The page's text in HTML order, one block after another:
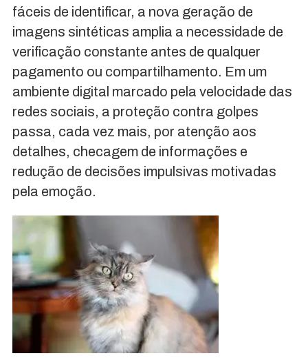
fáceis de identificar, a nova geração de
imagens sintéticas amplia a necessidade de
verificação constante antes de qualquer
pagamento ou compartilhamento. Em um
ambiente digital marcado pela velocidade das
redes sociais, a proteção contra golpes
passa, cada vez mais, por atenção aos
detalhes, checagem de informações e
redução de decisões impulsivas motivadas
pela emoção.